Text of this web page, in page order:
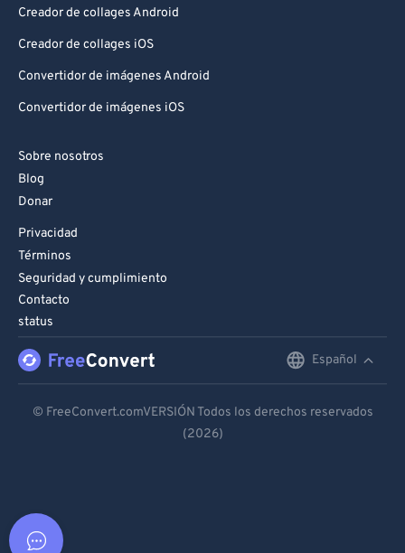
Creador de collages Android
Creador de collages iOS
Convertidor de imágenes Android
Convertidor de imágenes iOS
Sobre nosotros
Blog
Donar
Privacidad
Términos
Seguridad y cumplimiento
Contacto
status
Español
Español
© FreeConvert.comVERSIÓN Todos los derechos reservados
(2026)